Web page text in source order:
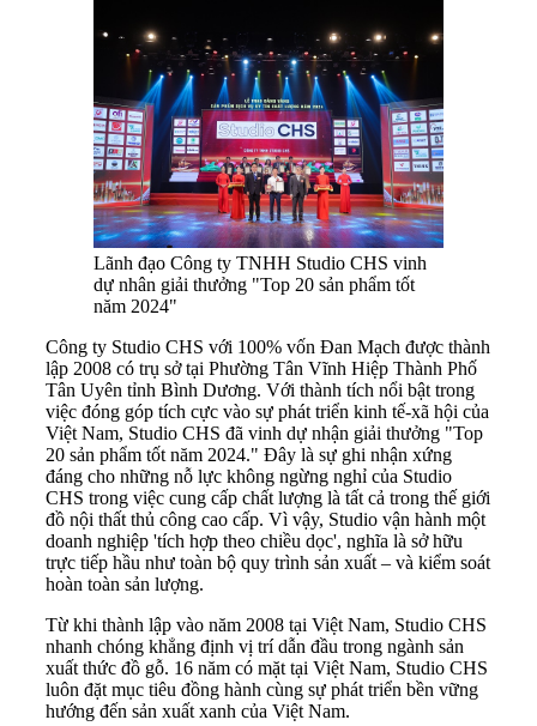
Lãnh đạo Công ty TNHH Studio CHS vinh
dự nhân giải thưởng "Top 20 sản phẩm tốt
năm 2024"
Công ty Studio CHS với 100% vốn Đan Mạch được thành
lập 2008 có trụ sở tại Phường Tân Vĩnh Hiệp Thành Phố
Tân Uyên tỉnh Bình Dương. Với thành tích nổi bật trong
việc đóng góp tích cực vào sự phát triển kinh tế-xã hội của
Việt Nam, Studio CHS đã vinh dự nhận giải thưởng "Top
20 sản phẩm tốt năm 2024." Đây là sự ghi nhận xứng
đáng cho những nỗ lực không ngừng nghỉ của Studio
CHS trong việc cung cấp chất lượng là tất cả trong thế giới
đồ nội thất thủ công cao cấp. Vì vậy, Studio vận hành một
doanh nghiệp 'tích hợp theo chiều dọc', nghĩa là sở hữu
trực tiếp hầu như toàn bộ quy trình sản xuất – và kiểm soát
hoàn toàn sản lượng.
Từ khi thành lập vào năm 2008 tại Việt Nam, Studio CHS
nhanh chóng khẳng định vị trí dẫn đầu trong ngành sản
xuất thức đồ gỗ. 16 năm có mặt tại Việt Nam, Studio CHS
luôn đặt mục tiêu đồng hành cùng sự phát triển bền vững
hướng đến sản xuất xanh của Việt Nam.